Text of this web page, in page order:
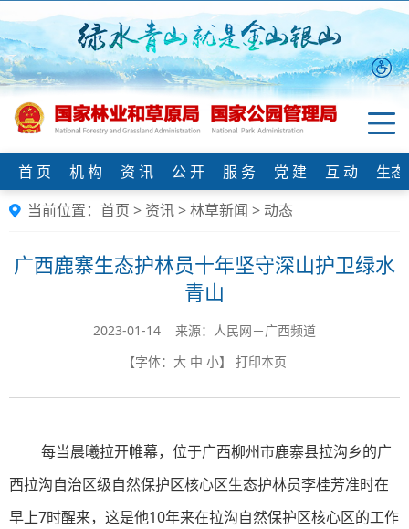
首 页 机 构 资 讯 公 开 服 务 党 建 互 动
生
当前位置： 首页 > 资讯>林草新闻 > 动态
广西鹿寨生态护林员十年坚守深山护卫绿水
青山
2023-01-14 来源：​人民网－广西频道
【字体： 大 中 小】 打印本页
每当晨曦拉开帷幕，位于广西柳州市鹿寨县拉沟乡的广
西拉沟自治区级自然保护区核心区生态护林员李桂芳准时在
早上7时醒来，这是他10年来在拉沟自然保护区核心区的工作